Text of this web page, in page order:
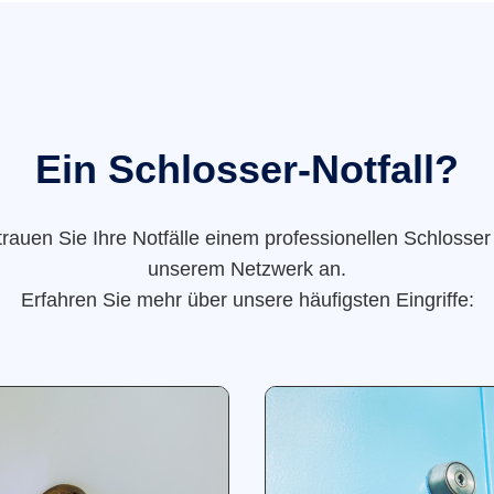
Ein Schlosser-Notfall?
Sie Ihre Notfälle einem professionellen
unserem Netzwerk an.
Erfahren Sie mehr über unsere häufigsten Eingriffe: